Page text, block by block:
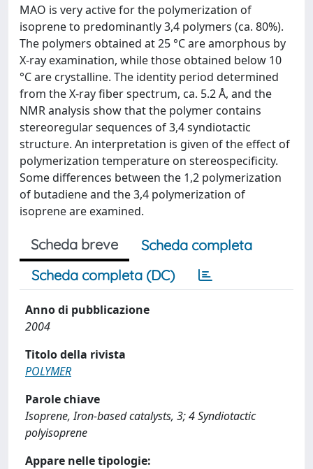
MAO is very active for the polymerization of
isoprene to predominantly 3,4 polymers (ca. 80%).
The polymers obtained at 25 °C are amorphous by
X-ray examination, while those obtained below 10
°C are crystalline. The identity period determined
from the X-ray fiber spectrum, ca. 5.2 Å, and the
NMR analysis show that the polymer contains
stereoregular sequences of 3,4 syndiotactic
structure. An interpretation is given of the effect of
polymerization temperature on stereospecificity.
Some differences between the 1,2 polymerization
of butadiene and the 3,4 polymerization of
isoprene are examined.
Scheda breve
Scheda completa
Scheda completa (DC)
Anno di pubblicazione
2004
Titolo della rivista
POLYMER
Parole chiave
Isoprene, Iron-based catalysts, 3; 4 Syndiotactic
polyisoprene
Appare nelle tipologie: